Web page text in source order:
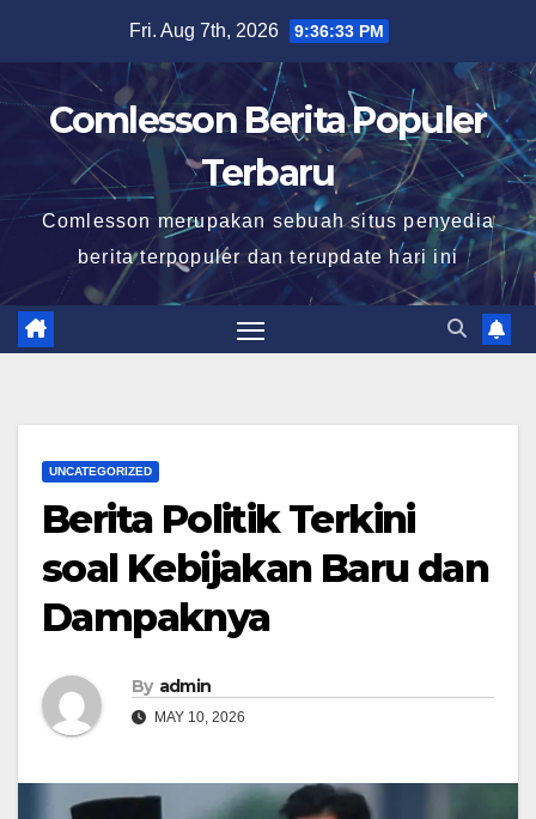
content
Fri. Aug 7th, 2026 9:36:34 PM
Comlesson Berita Populer
Terbaru
Comlesson merupakan sebuah situs penyedia
berita terpopuler dan terupdate hari ini
UNCATEGORIZED
Berita Politik Terkini
soal Kebijakan Baru dan
Dampaknya
By admin
MAY 10, 2026